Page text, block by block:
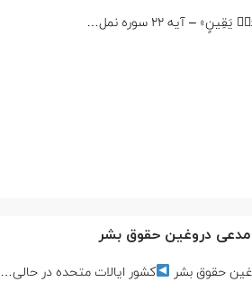
22 سوره نمل…
دروغین حقوق بشر
حقوق بشر کشور ایالات متحده در حالی…